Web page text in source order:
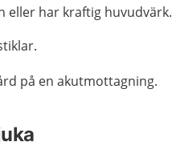
eller har kraftig huvudvärk.
på en akutmottagning.